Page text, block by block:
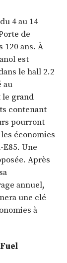
4 au 14
de
120 ans. À
est
le hall 2.2
au
grand
contenant
pourront
économies
Une
Après
annuel,
une clé
à